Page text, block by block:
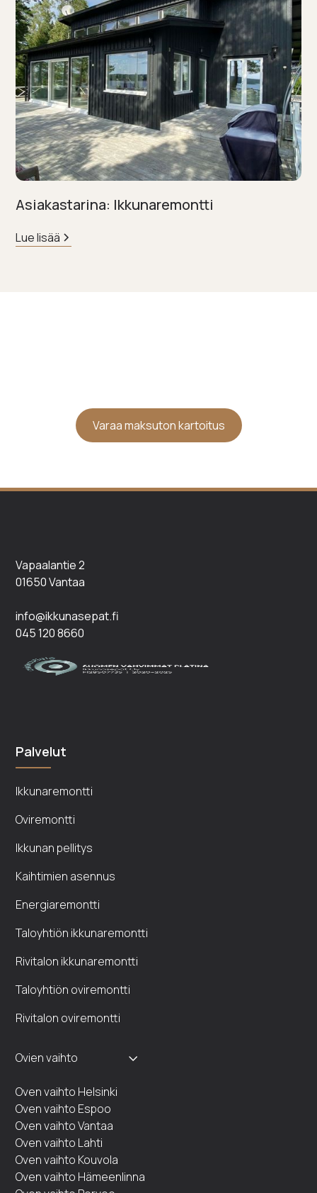
Asiakastarina: Ikkunaremontti
Lue lisää
Varaa maksuton kartoitus
Vapaalantie 2
01650 Vantaa
info@ikkunasepat.fi
045 120 8660
Palvelut
Ikkunaremontti
Oviremontti
Ikkunan pellitys
Kaihtimien asennus
Energiaremontti
Taloyhtiön ikkunaremontti
Rivitalon ikkunaremontti
Taloyhtiön oviremontti
Rivitalon oviremontti
Ovien vaihto
Oven vaihto Helsinki
Oven vaihto Espoo
Oven vaihto Vantaa
Oven vaihto Lahti
Oven vaihto Kouvola
Oven vaihto Hämeenlinna